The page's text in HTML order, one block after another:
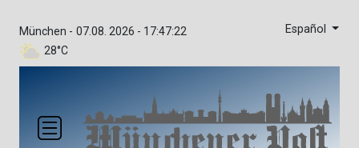
München -
28°C
07.08. 2026 - 17:47:22 Español